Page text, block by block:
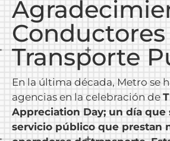
Transporte
En la última década, Metro se
agencias en la celebración de
Appreciation Day; un día que
servicio público que prestan